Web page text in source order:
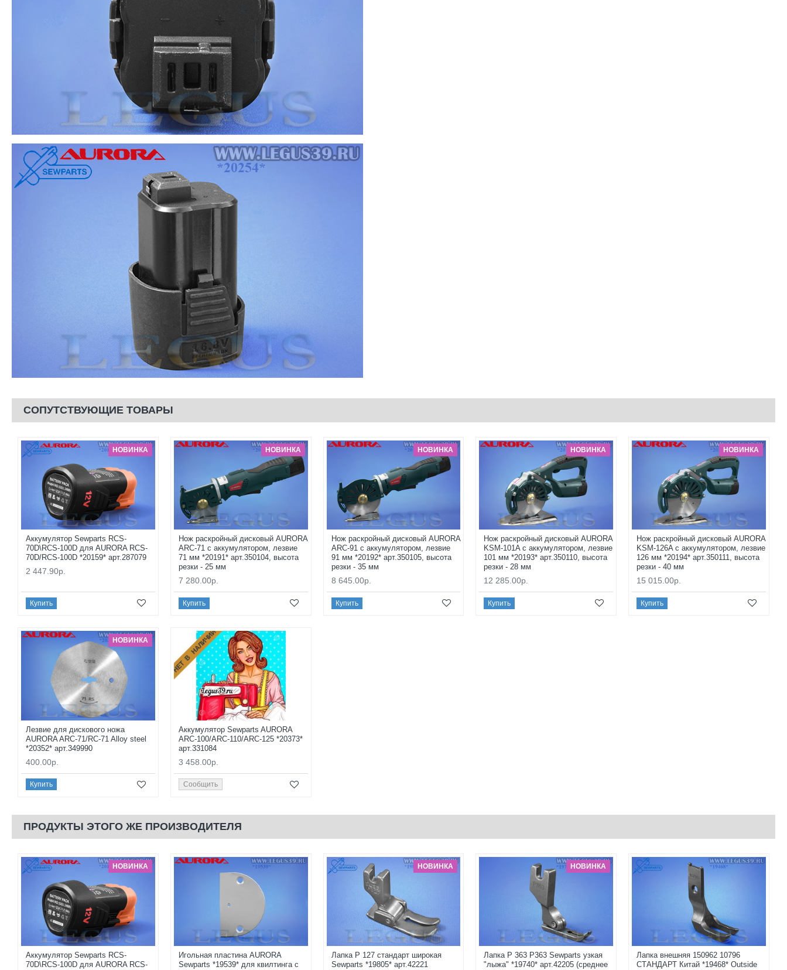
СОПУТСТВУЮЩИЕ ТОВАРЫ
НОВИНКА
Аккумулятор Sewparts RCS-
70D\RCS-100D для AURORA RCS-
70D/RCS-100D *20159* арт.287079
2 447.90р.
Купить
НОВИНКА
Нож раскройный дисковый AURORA
ARC-71 с аккумулятором, лезвие
71 мм *20191* арт.350104, высота
резки - 25 мм
7 280.00р.
Купить
НОВИНКА
Нож раскройный дисковый AURORA
ARC-91 с аккумулятором, лезвие
91 мм *20192* арт.350105, высота
резки - 35 мм
8 645.00р.
Купить
НОВИНКА
Нож раскройный дисковый AURORA
KSM-101A с аккумулятором, лезвие
101 мм *20193* арт.350110, высота
резки - 28 мм
12 285.00р.
Купить
НОВИНКА
Нож раскройный дисковый AURORA
KSM-126A с аккумулятором, лезвие
126 мм *20194* арт.350111, высота
резки - 40 мм
15 015.00р.
Купить
НОВИНКА
Лезвие для дискового ножа
AURORA ARC-71/RC-71 Alloy steel
*20352* арт.349990
400.00р.
Купить
НЕТ В НАЛИЧИИ
Аккумулятор Sewparts AURORA
ARC-100/ARC-110/ARC-125 *20373*
арт.331084
3 458.00р.
Сообщить
ПРОДУКТЫ ЭТОГО ЖЕ ПРОИЗВОДИТЕЛЯ
НОВИНКА
Аккумулятор Sewparts RCS-
70D\RCS-100D для AURORA RCS-
Игольная пластина AURORA
Sewparts *19539* для квилтинга с
НОВИНКА
Лапка P 127 стандарт широкая
Sewparts *19805* арт.42221
НОВИНКА
Лапка P 363 P363 Sewparts узкая
"лыжа" *19740* арт.42205 (среднее
Лапка внешняя 150962 10796
СТАНДАРТ Китай *19468* Outside